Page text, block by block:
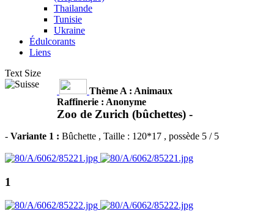
Thailande
Tunisie
Ukraine
Édulcorants
Liens
Text Size
Thème A : Animaux
Raffinerie : Anonyme
Zoo de Zurich (bûchettes) -
- Variante 1 : Bûchette , Taille : 120*17 , possède 5 / 5
1